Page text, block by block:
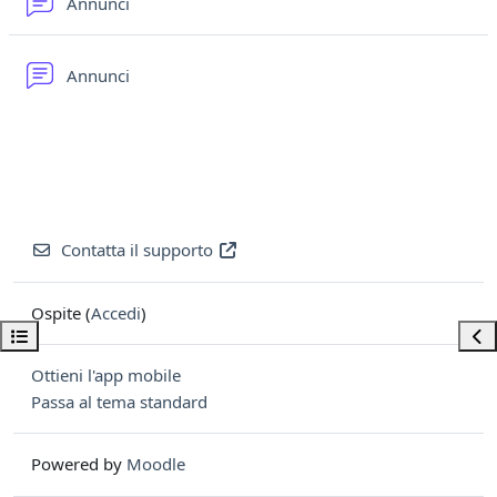
Apri indice del corso
Annunci
Contatta il supporto
Ospite (Accedi)
Ottieni l'app mobile
Passa al tema standard
Powered by Moodle